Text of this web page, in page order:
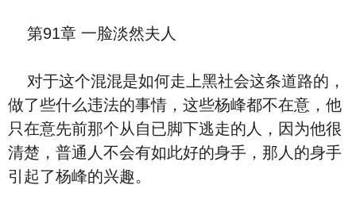
第91章 一脸淡然夫人
对于这个混混是如何走上黑社会这条道路的，
做了些‮么什‬违法的事情，这些杨峰都不在意，他
只在意先前那个从自已脚下逃走的人，‮为因‬他很
清楚，普通人不会有如此好的⾝手，那人的⾝手
引起了杨峰的‮趣兴‬。